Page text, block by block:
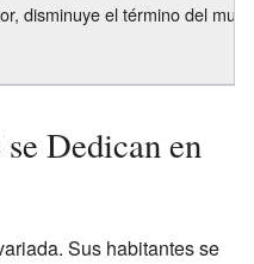
disminuye el término del
Dedican en
Sus habitantes se